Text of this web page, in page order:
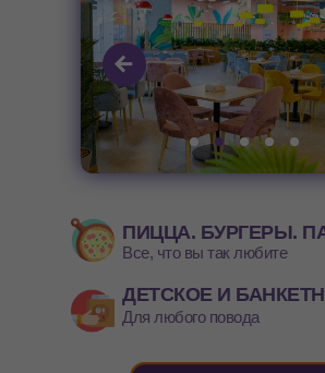
ДЕТСКОЕ И
ПИЦЦА. БУРГЕРЫ.
Все, что вы так любите
Для любого повода